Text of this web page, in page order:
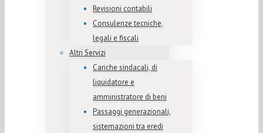
Revisioni contabili
Consulenze tecniche,
legali e fiscali
Altri Servizi
Cariche sindacali, di
liquidatore e
amministratore di beni
Passaggi generazionali,
sistemazioni tra eredi